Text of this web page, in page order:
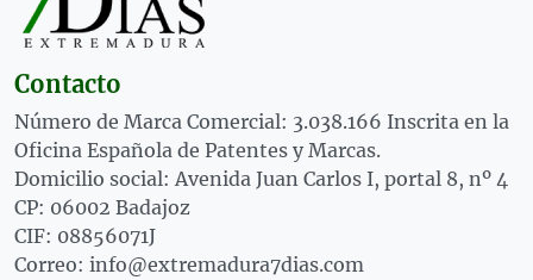
Contacto
Número de Marca Comercial: 3.038.166 Inscrita en la
Oficina Española de Patentes y Marcas.
Domicilio social: Avenida Juan Carlos I, portal 8, nº 4
CP: 06002 Badajoz
CIF: 08856071J
Correo: info@extremadura7dias.com